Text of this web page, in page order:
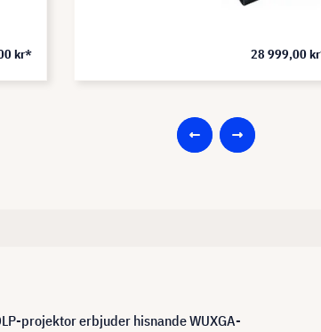
kr* 28 999,00
projektor erbjuder hisnande WUXGA-